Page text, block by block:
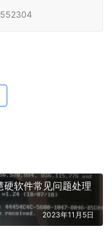
软件常见问题处理
2023年11月5日